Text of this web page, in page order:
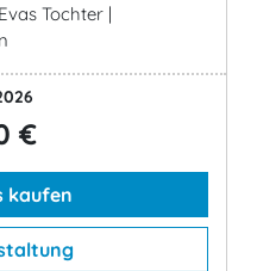
Tochter |
€
kaufen